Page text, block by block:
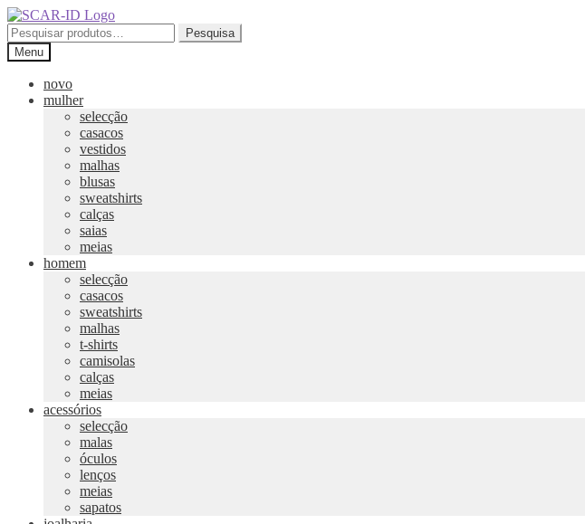
Ir
para
a
navegação
Saltar
para
o
conteúdo
Pesquisar
por:
Pesquisa
Menu
novo
mulher
selecção
casacos
vestidos
malhas
blusas
sweatshirts
calças
saias
meias
homem
selecção
casacos
sweatshirts
malhas
t-shirts
camisolas
calças
meias
acessórios
selecção
malas
óculos
lenços
meias
sapatos